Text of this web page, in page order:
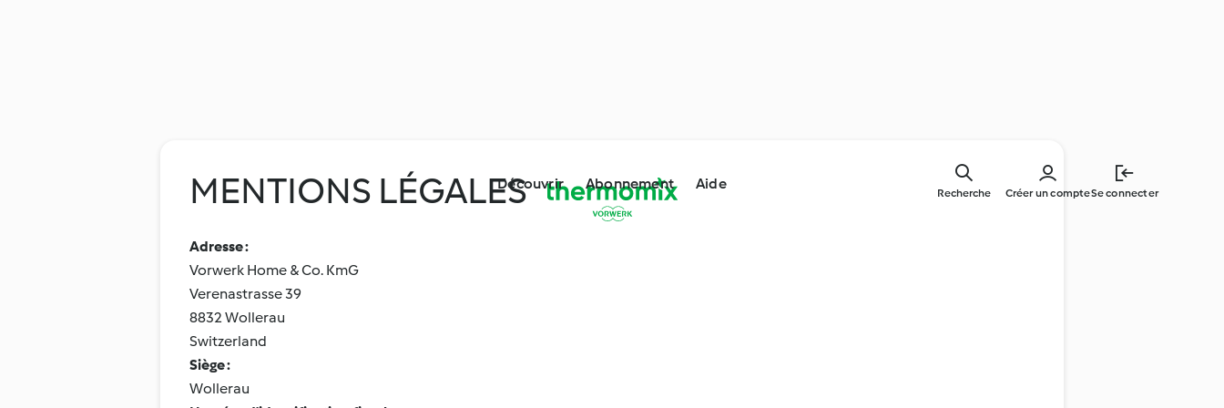
Découvrir Abonnement Aide
Créer un compteSe connecter
Recherche
MENTIONS LÉGALES
Adresse :
Vorwerk Home & Co. KmG
Verenastrasse 39
8832 Wollerau
Switzerland
Siège :
Wollerau